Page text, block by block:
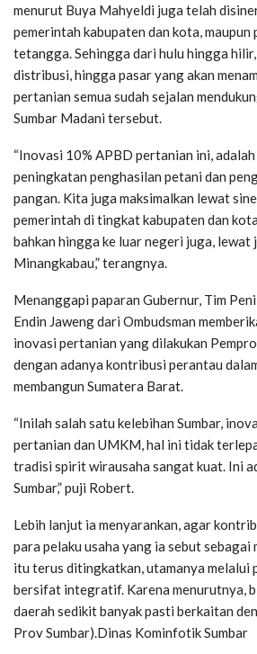
menurut Buya Mahyeldi juga telah
pemerintah kabupaten dan kota,
tetangga. Sehingga dari hulu hingga
distribusi, hingga pasar yang akan
pertanian semua sudah sejalan
Sumbar Madani tersebut.
“Inovasi 10% APBD pertanian ini,
peningkatan penghasilan petani dan
pangan. Kita juga maksimalkan lewat
pemerintah di tingkat kabupaten dan
bahkan hingga ke luar negeri juga, lewat
Minangkabau,” terangnya.
Menanggapi paparan Gubernur, Tim
Endin Jaweng dari Ombudsman
inovasi pertanian yang dilakukan
dengan adanya kontribusi perantau
membangun Sumatera Barat.
“Inilah salah satu kelebihan Sumbar,
pertanian dan UMKM, hal ini tidak
tradisi spirit wirausaha sangat kuat. Ini
Sumbar,” puji Robert.
Lebih lanjut ia menyarankan, agar
para pelaku usaha yang ia sebut sebagai
itu terus ditingkatkan, utamanya melalui
bersifat integratif. Karena menurutnya,
daerah sedikit banyak pasti berkaitan
Prov Sumbar).Dinas Kominfotik Sumbar